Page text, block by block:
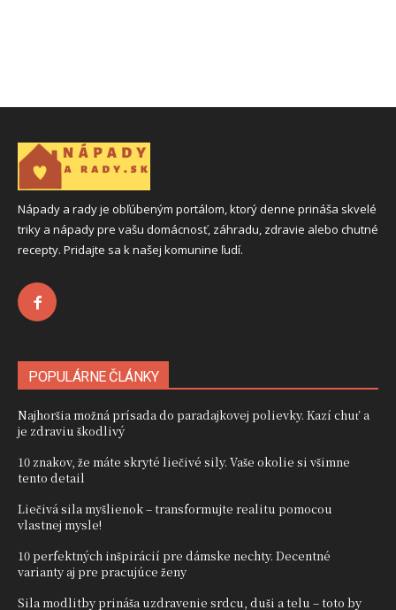
Nápady a rady je obľúbeným portálom, ktorý denne prináša skvelé
triky a nápady pre vašu domácnosť, záhradu, zdravie alebo chutné
recepty. Pridajte sa k našej komunine ľudí.
POPULÁRNE ČLÁNKY
Najhoršia možná prísada do paradajkovej polievky. Kazí chuť a
je zdraviu škodlivý
10 znakov, že máte skryté liečivé sily. Vaše okolie si všimne
tento detail
Liečivá sila myšlienok – transformujte realitu pomocou
vlastnej mysle!
10 perfektných inšpirácií pre dámske nechty. Decentné
varianty aj pre pracujúce ženy
Sila modlitby prináša uzdravenie srdcu, duši a telu – toto by